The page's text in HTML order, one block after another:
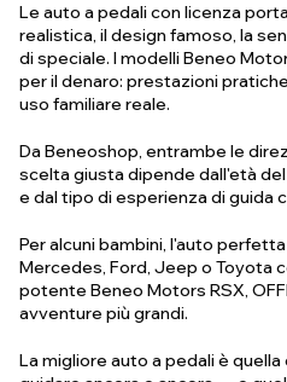
Le auto a pedali con licenza
realistica, il design famoso, la
di speciale. I modelli Beneo
per il denaro: prestazioni
uso familiare reale.
Da Beneoshop, entrambe le
scelta giusta dipende dall'età
e dal tipo di esperienza di guida
Per alcuni bambini, l'auto
Mercedes, Ford, Jeep o Toyota
potente Beneo Motors RSX,
avventure più grandi.
La migliore auto a pedali è